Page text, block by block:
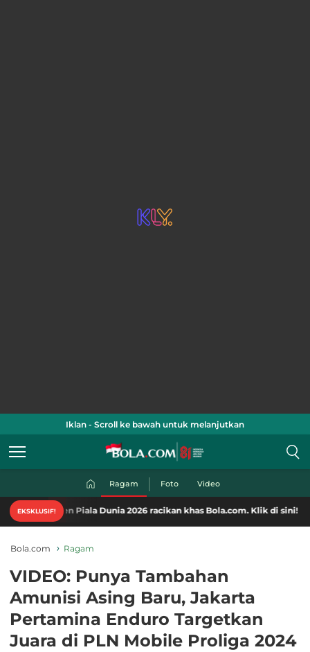
Iklan - Scroll ke bawah untuk melanjutkan
Ragam Foto Video
EKSKLUSIF!
konten Piala Dunia 2026 racikan khas Bola.com. Klik di sini!
Bola.com Ragam
VIDEO: Punya Tambahan
Amunisi Asing Baru, Jakarta
Pertamina Enduro Targetkan
Juara di PLN Mobile Proliga 2024